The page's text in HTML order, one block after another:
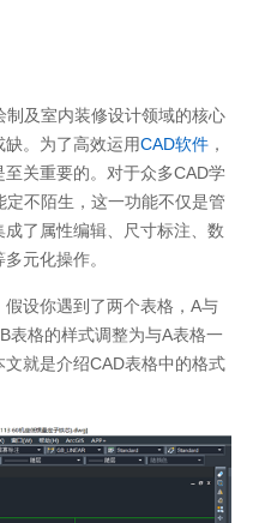
及室内装修设计领域的核心
。为了高效运用CAD软件，
关重要的。对于众多CAD学
不陌生，这一功能不仅是管
了属性编辑、尺寸标注、数
元化操作。
设你遇到了两个表格，A与
表格的样式调整为与A表格一
就是介绍CAD表格中的格式